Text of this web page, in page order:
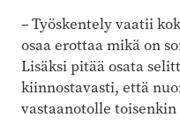
– Työskentely vaatii
osaa erottaa mikä on
Lisäksi pitää osata
kiinnostavasti, että
vastaanotolle